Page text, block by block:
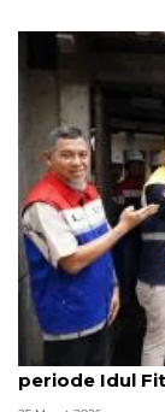
BPH Migas:
periode Idul